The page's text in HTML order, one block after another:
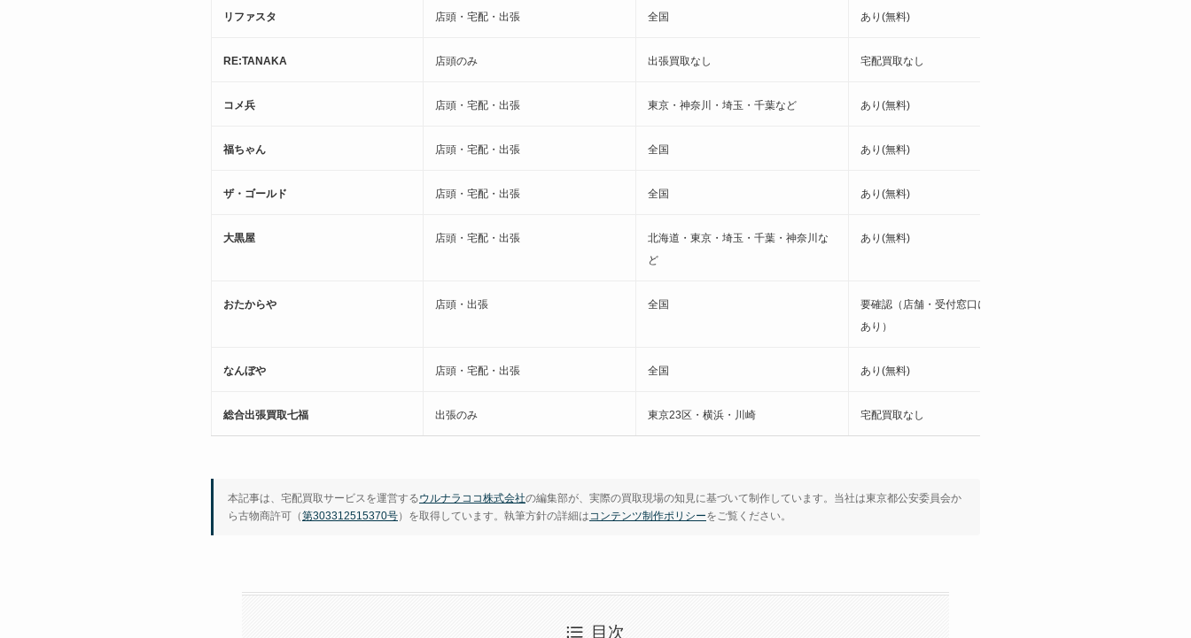
リファスタ 店頭・宅配・出張 全国 あり(無料)
RE:TANAKA 店頭のみ 出張買取なし 宅配買取なし
コメ兵 店頭・宅配・出張 東京・神奈川・埼玉・千葉など あり(無料)
福ちゃん 店頭・宅配・出張 全国 あり(無料)
ザ・ゴールド 店頭・宅配・出張 全国 あり(無料)
大黒屋 店頭・宅配・出張
北海道・東京・埼玉・千葉・神奈川な
ど
あり(無料)
おたからや 店頭・出張 全国
要確認（店舗・受付窓口による可能性
あり）
なんぼや 店頭・宅配・出張 全国 あり(無料)
総合出張買取七福 出張のみ 東京23区・横浜・川崎 宅配買取なし
本記事は、宅配買取サービスを運営するウルナラココ株式会社の編集部が、実際の買取現場の知見に基づいて制作しています。当社は東京都公安委員会か
ら古物商許可（第303312515370号）を取得しています。執筆方針の詳細はコンテンツ制作ポリシーをご覧ください。
目次